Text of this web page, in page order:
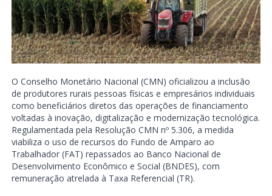
O Conselho Monetário Nacional (CMN) oficializou a inclusão
de produtores rurais pessoas físicas e empresários individuais
como beneficiários diretos das operações de financiamento
voltadas à inovação, digitalização e modernização tecnológica.
Regulamentada pela Resolução CMN nº 5.306, a medida
viabiliza o uso de recursos do Fundo de Amparo ao
Trabalhador (FAT) repassados ao Banco Nacional de
Desenvolvimento Econômico e Social (BNDES), com
remuneração atrelada à Taxa Referencial (TR).